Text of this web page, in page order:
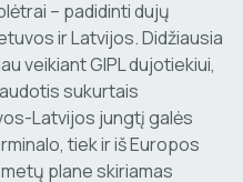
– padidinti dujų
ir Latvijos. Didžiausia
veikiant GIPL dujotiekiui,
sukurtais
Latvijos jungtį galės
tiek ir iš Europos
plane skiriamas